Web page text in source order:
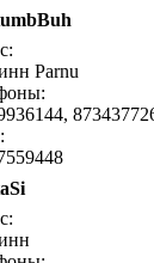
Parnu